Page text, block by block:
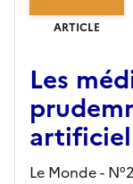
ARTICLE
Les
Le Monde -